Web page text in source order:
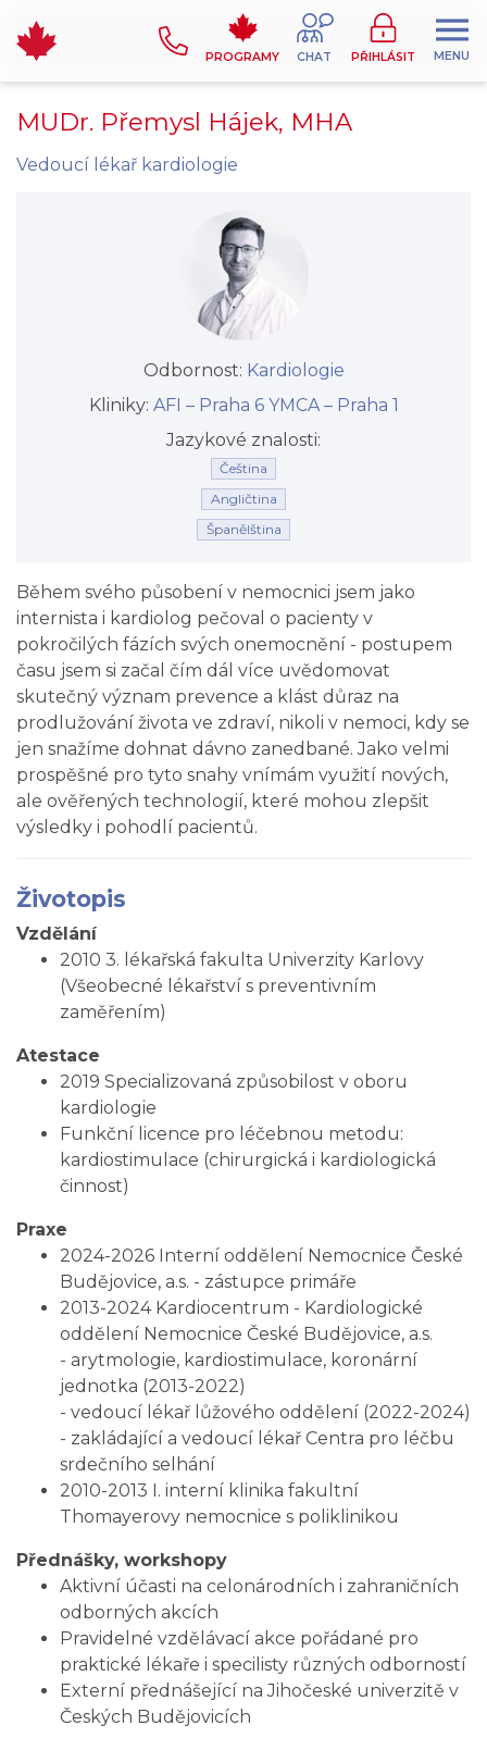
PROGRAMY CHAT PŘIHLÁSIT MENU
MUDr. Přemysl Hájek, MHA
Vedoucí lékař kardiologie
Odbornost: Kardiologie
Kliniky: AFI –⁠⁠⁠⁠⁠⁠ Praha 6 YMCA –⁠⁠⁠⁠⁠⁠ Praha 1
Jazykové znalosti:
Čeština
Angličtina
Španělština
Během svého působení v nemocnici jsem jako
internista i kardiolog pečoval o pacienty v
pokročilých fázích svých onemocnění - postupem
času jsem si začal čím dál více uvědomovat
skutečný význam prevence a klást důraz na
prodlužování života ve zdraví, nikoli v nemoci, kdy se
jen snažíme dohnat dávno zanedbané. Jako velmi
prospěšné pro tyto snahy vnímám využití nových,
ale ověřených technologií, které mohou zlepšit
výsledky i pohodlí pacientů.
Životopis
Vzdělání
2010 3. lékařská fakulta Univerzity Karlovy
(Všeobecné lékařství s preventivním
zaměřením)
Atestace
2019 Specializovaná způsobilost v oboru
kardiologie
Funkční licence pro léčebnou metodu:
kardiostimulace (chirurgická i kardiologická
činnost)
Praxe
2024-2026 Interní oddělení Nemocnice České
Budějovice, a.s. - zástupce primáře
2013-2024 Kardiocentrum - Kardiologické
oddělení Nemocnice České Budějovice, a.s.
- arytmologie, kardiostimulace, koronární
jednotka (2013-2022)
- vedoucí lékař lůžového oddělení (2022-2024)
- zakládající a vedoucí lékař Centra pro léčbu
srdečního selhání
2010-2013 I. interní klinika fakultní
Thomayerovy nemocnice s poliklinikou
Přednášky, workshopy
Aktivní účasti na celonárodních i zahraničních
odborných akcích
Pravidelné vzdělávací akce pořádané pro
praktické lékaře i specilisty různých odborností
Externí přednášející na Jihočeské univerzitě v
Českých Budějovicích